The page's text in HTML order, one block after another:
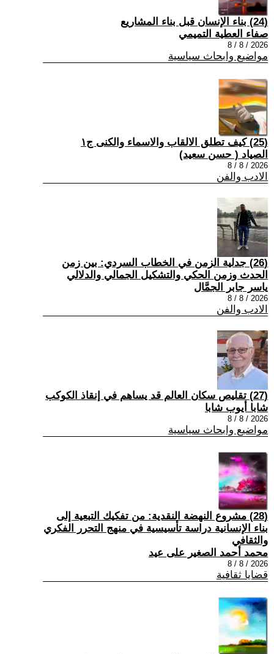
(24) بناء الإنسان قبل بناء المشاريع
صفاء العطية التميمي
2026 / 8 / 8
مواضيع وابحاث سياسية
(25) كيف تطلق الالقاب والاسماء والكنى ج١
الصياد ‏( حسن سعيد‏)
2026 / 8 / 8
الادب والفن
(26) جدلية الزمن في الخطاب السردي: بين زمن
الحدث وزمن الحكي والتشكيل الجمالي والدلالي
ياسر جابر الجمَّال
2026 / 8 / 8
الادب والفن
(27) تقليص سكان العالم قد يساهم في إنقاذ الكوكب
شابا أيوب شابا
2026 / 8 / 8
مواضيع وابحاث سياسية
(28) مشروع النهضة النقدية: من تفكيك التبعية إلى
بناء الإنسانية دراسة تأسيسية في منهج التحرر الفكري
والثقافي
محمد أحمد الصغير على عيد
2026 / 8 / 8
قضايا ثقافية